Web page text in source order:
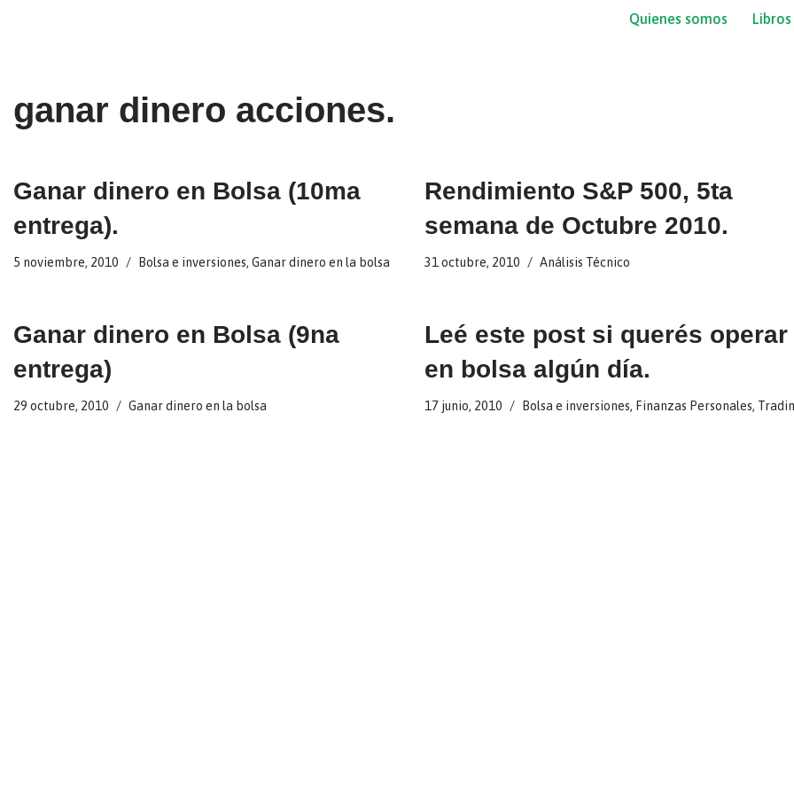
Quienes somos Libros
ganar dinero acciones.
Ganar dinero en Bolsa (10ma
entrega).
5 noviembre, 2010 Bolsa e inversiones, Ganar dinero en la bolsa
Rendimiento S&P 500, 5ta
semana de Octubre 2010.
31 octubre, 2010 Análisis Técnico
Ganar dinero en Bolsa (9na
entrega)
29 octubre, 2010 Ganar dinero en la bolsa
Leé este post si querés operar
en bolsa algún día.
17 junio, 2010 Bolsa e inversiones, Finanzas Personales,